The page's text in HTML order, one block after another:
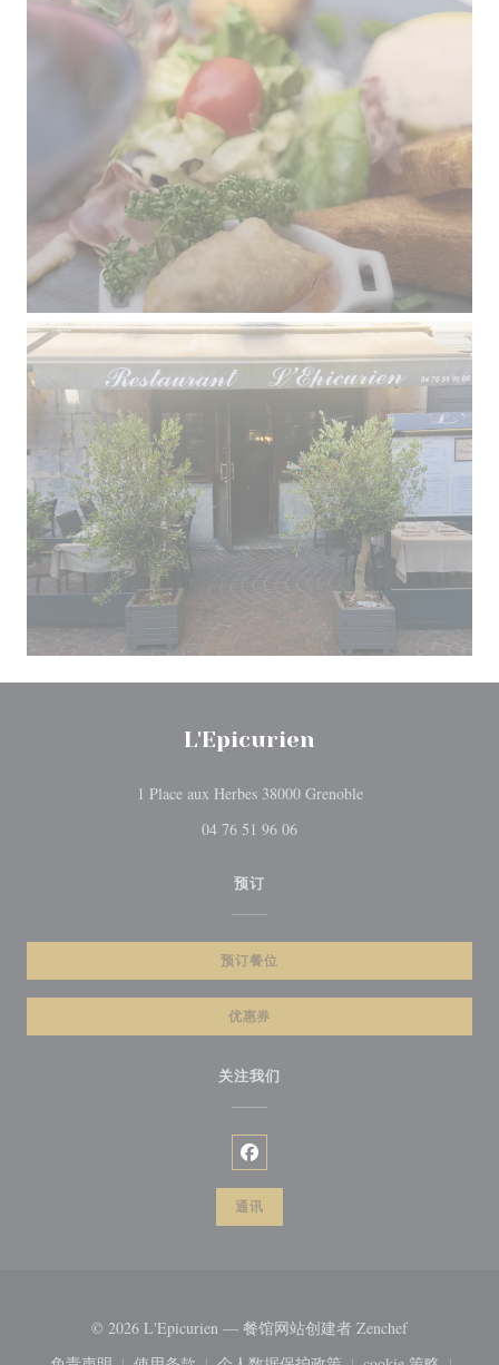
L'Epicurien
1 Place aux Herbes 38000 Grenoble((在新窗口中打开))
04 76 51 96 06
预订
预订餐位
优惠券
关注我们
Facebook ((在新窗口中打开))
通讯
© 2026 L'Epicurien — 餐馆网站创建者 Zenchef((在新窗口